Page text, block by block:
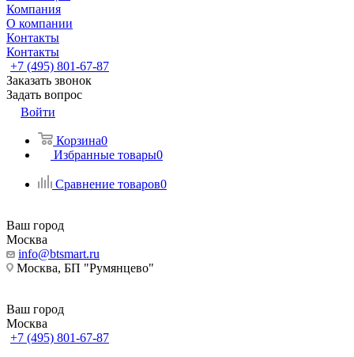
Компания
О компании
Контакты
Контакты
+7 (495) 801-67-87
Заказать звонок
Задать вопрос
Войти
Корзина0
Избранные товары0
Сравнение товаров0
Ваш город
Москва
info@btsmart.ru
Москва, БП "Румянцево"
Ваш город
Москва
+7 (495) 801-67-87